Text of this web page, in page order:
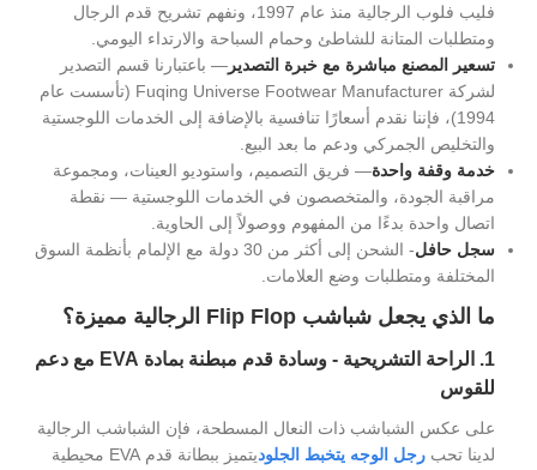
فليب فلوب الرجالية منذ عام 1997، ونفهم تشريح قدم الرجال
ومتطلبات المتانة للشاطئ وحمام السباحة والارتداء اليومي.
تسعير المصنع مباشرة مع خبرة التصدير — باعتبارنا قسم التصدير
لشركة Fuqing Universe Footwear Manufacturer (تأسست عام
1994)، فإننا نقدم أسعارًا تنافسية بالإضافة إلى الخدمات اللوجستية
والتخليص الجمركي ودعم ما بعد البيع.
خدمة وقفة واحدة— فريق التصميم، واستوديو العينات، ومجموعة
مراقبة الجودة، والمتخصصون في الخدمات اللوجستية — نقطة
اتصال واحدة بدءًا من المفهوم ووصولاً إلى الحاوية.
سجل حافل
- الشحن إلى أكثر من 30 دولة مع الإلمام بأنظمة السوق
المختلفة ومتطلبات وضع العلامات.
ما الذي يجعل شباشب Flip Flop الرجالية مميزة؟
1. الراحة التشريحية - وسادة قدم مبطنة بمادة EVA مع دعم
للقوس
على عكس الشباشب ذات النعال المسطحة، فإن الشباشب الرجالية
لدينا تحب رجل الوجه يتخبط الجلود
يتميز ببطانة قدم EVA محيطية